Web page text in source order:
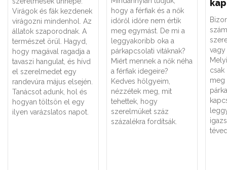
Virágok és fák kezdenek
virágozni mindenhol. Az
állatok szaporodnak. A
természet örül. Hagyd,
hogy magával ragadja a
tavaszi hangulat, és hívd
el szerelmedet egy
randevúra május elsején.
Tanácsot adunk, hol és
hogyan töltsön el egy
ilyen varázslatos napot.
hogy a férfiak és a nők
időről időre nem értik
meg egymást. De mi a
leggyakoribb oka a
párkapcsolati vitáknak?
Miért mennek a nők néha
a férfiak idegeire?
Kedves hölgyeim,
nézzétek meg, mit
tehettek, hogy
szerelmüket száz
százalékra fordítsák.
vagy
csak
meg